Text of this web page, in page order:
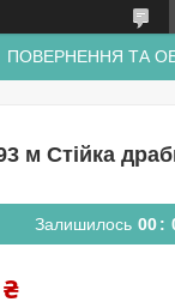
ПОВЕРНЕННЯ ТА
м Стійка
Залишилось 00